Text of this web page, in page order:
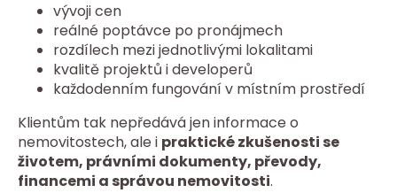
vývoji cen
reálné poptávce po pronájmech
rozdílech mezi jednotlivými lokalitami
kvalitě projektů i developerů
každodenním fungování v místním prostředí
Klientům tak nepředává jen informace o
nemovitostech, ale i praktické zkušenosti se
životem, právními dokumenty, převody,
financemi a správou nemovitosti.